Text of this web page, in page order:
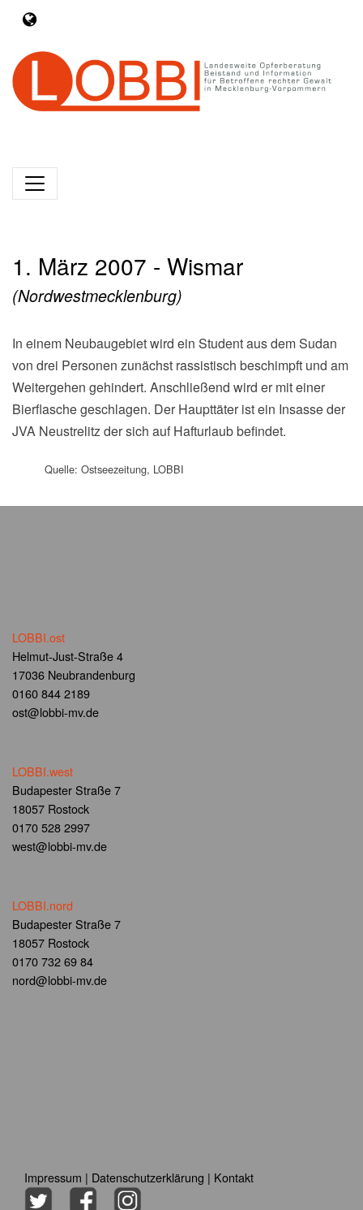
1. März 2007 - Wismar
(Nordwestmecklenburg)
In einem Neubaugebiet wird ein Student aus dem Sudan
von drei Personen zunächst rassistisch beschimpft und am
Weitergehen gehindert. Anschließend wird er mit einer
Bierflasche geschlagen. Der Haupttäter ist ein Insasse der
JVA Neustrelitz der sich auf Hafturlaub befindet.
Quelle: Ostseezeitung, LOBBI
LOBBI.ost
Helmut-Just-Straße 4
17036 Neubrandenburg
0160 844 2189
ost@lobbi-mv.de
LOBBI.west
Budapester Straße 7
18057 Rostock
0170 528 2997
west@lobbi-mv.de
LOBBI.nord
Budapester Straße 7
18057 Rostock
0170 732 69 84
nord@lobbi-mv.de
Impressum | Datenschutzerklärung | Kontakt